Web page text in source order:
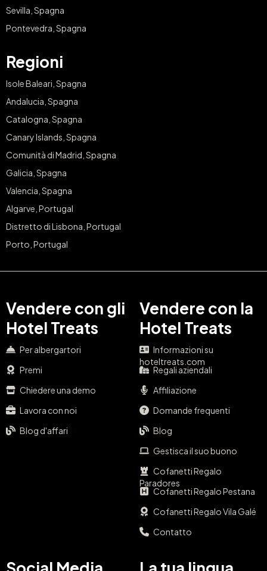
Sevilla, Spagna
Pontevedra, Spagna
Regioni
Isole Baleari, Spagna
Andalucia, Spagna
Catalogna, Spagna
Canary Islands, Spagna
Comunità di Madrid, Spagna
Galicia, Spagna
Valencia, Spagna
Algarve, Portugal
Distretto di Lisbona, Portugal
Porto, Portugal
Vendere con gli
Hotel Treats
Per albergartori
Premi
Chiedere una demo
Lavora con noi
Blog d'affari
Vendere con la
Hotel Treats
Informazioni su
hoteltreats.com
Regali aziendali
Affiliazione
Domande frequenti
Blog
Gestisca il suo buono
Cofanetti Regalo
Paradores
Cofanetti Regalo Pestana
Cofanetti Regalo Vila Galé
Contatto